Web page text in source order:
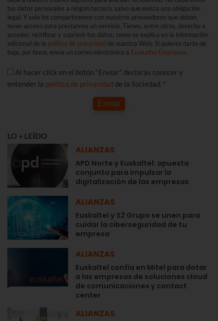
tus datos personales a ningún tercero, salvo que exista una obligación
legal. Y solo los compartiremos con nuestros proveedores que deban
tener acceso para prestarnos un servicio. Tienes, entre otros, derecho a
acceder, rectificar y suprimir tus datos, como se explica en la información
adicional de la política de privacidad de nuestra Web. Si quieres darte de
baja, por favor, envía un correo electrónico a Euskaltel Empresas.
Al hacer click en el botón "Enviar" declaras conocer y
entender la política de privacidad de la Sociedad. *
Enviar
LO + LEÍDO
ALIANZAS
APD Norte y Euskaltel: apuesta
conjunta para impulsar la
digitalización de las empresas
ALIANZAS
Euskaltel y S2 Grupo se unen para
cuidar la ciberseguridad de tu
empresa
ALIANZAS
Euskaltel confía en Mitel para dotar
a las empresas de soluciones cloud
de comunicaciones y contact
center
ALIANZAS